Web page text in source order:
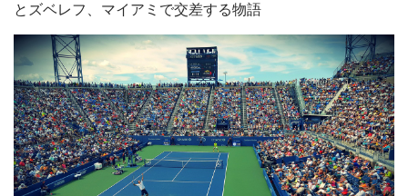
とズベレフ、マイアミで交差する物語